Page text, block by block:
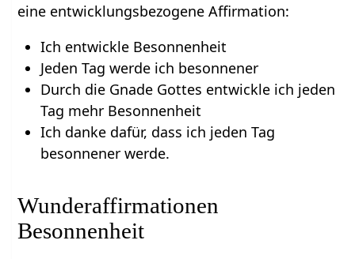
eine entwicklungsbezogene Affirmation:
Ich entwickle Besonnenheit
Jeden Tag werde ich besonnener
Durch die Gnade Gottes entwickle ich jeden
Tag mehr Besonnenheit
Ich danke dafür, dass ich jeden Tag
besonnener werde.
Wunderaffirmationen
Besonnenheit